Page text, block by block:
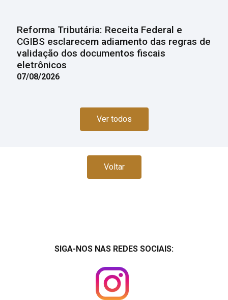
Reforma Tributária: Receita Federal e
CGIBS esclarecem adiamento das regras de
validação dos documentos fiscais
eletrônicos
07/08/2026
Ver todos
Voltar
SIGA-NOS NAS REDES SOCIAIS: